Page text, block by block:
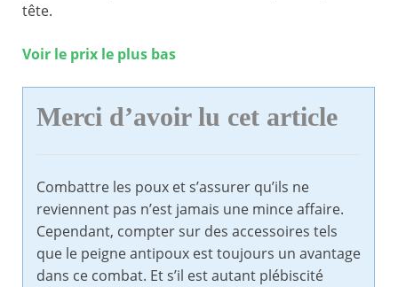
tête.
Voir le prix le plus bas
Merci d’avoir lu cet article
Combattre les poux et s’assurer qu’ils ne
reviennent pas n’est jamais une mince affaire.
Cependant, compter sur des accessoires tels
que le peigne antipoux est toujours un avantage
dans ce combat. Et s’il est autant plébiscité